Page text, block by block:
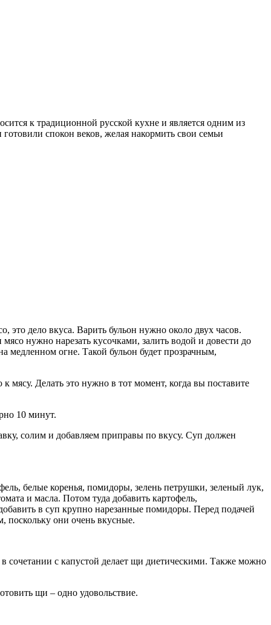
к традиционной русской кухне и является одним из
готовили спокон веков, желая накормить свои семьи
дело вкуса. Варить бульон нужно около двух часов.
нужно нарезать кусочками, залить водой и довести до
медленном огне. Такой бульон будет прозрачным,
мясу. Делать это нужно в тот момент, когда вы поставите
10 минут.
солим и добавляем приправы по вкусу. Суп должен
белые коренья, помидоры, зелень петрушки, зеленый лук,
и масла. Потом туда добавить картофель,
в суп крупно нарезанные помидоры. Перед подачей
поскольку они очень вкусные.
сочетании с капустой делает щи диетическими. Также можно
щи – одно удовольствие.